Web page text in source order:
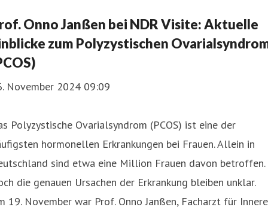
Onno Janßen bei NDR Visite: Aktuelle
zum Polyzystischen
November 2024 09:09
Polyzystische Ovarialsyndrom (PCOS) ist eine der
hormonellen Erkrankungen bei Frauen. Allein in
sind etwa eine Million Frauen davon betroffen.
die genauen Ursachen der Erkrankung bleiben unklar.
19. November war Prof. Onno Janßen, Facharzt für Innere